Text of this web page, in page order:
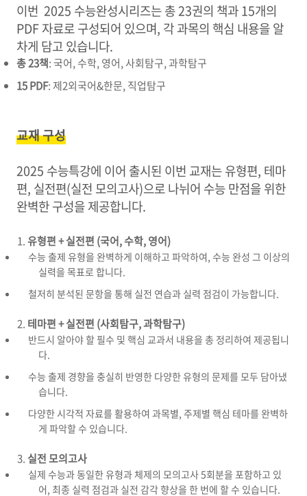
이번 2025 수능완성시리즈는 총 23권의 책과 15개의
PDF 자료로 구성되어 있으며, 각 과목의 핵심 내용을 알
차게 담고 있습니다.
총 23책: 국어, 수학, 영어, 사회탐구, 과학탐구
15 PDF: 제2외국어&한문, 직업탐구
교재 구성
2025 수능특강에 이어 출시된 이번 교재는 유형편, 테마
편, 실전편(실전 모의고사)으로 나뉘어 수능 만점을 위한
완벽한 구성을 제공합니다.
유형편 + 실전편 (국어, 수학, 영어)
수능 출제 유형을 완벽하게 이해하고 파악하여, 수능 완성 그 이상의
실력을 목표로 합니다.
철저히 분석된 문항을 통해 실전 연습과 실력 점검이 가능합니다.
테마편 + 실전편 (사회탐구, 과학탐구)
반드시 알아야 할 필수 및 핵심 교과서 내용을 총 정리하여 제공됩니
다.
수능 출제 경향을 충실히 반영한 다양한 유형의 문제를 모두 담아냈
습니다.
다양한 시각적 자료를 활용하여 과목별, 주제별 핵심 테마를 완벽하
게 파악할 수 있습니다.
실전 모의고사
실제 수능과 동일한 유형과 체제의 모의고사 5회분을 포함하고 있
어, 최종 실력 점검과 실전 감각 향상을 한 번에 할 수 있습니다.